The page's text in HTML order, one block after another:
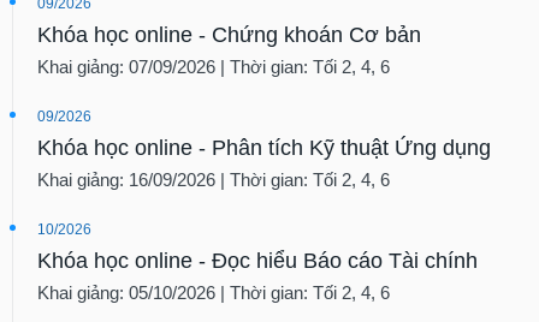
09/2026
Khóa học online - Chứng khoán Cơ bản
Khai giảng: 07/09/2026 | Thời gian: Tối 2, 4, 6
09/2026
Khóa học online - Phân tích Kỹ thuật Ứng dụng
Khai giảng: 16/09/2026 | Thời gian: Tối 2, 4, 6
10/2026
Khóa học online - Đọc hiểu Báo cáo Tài chính
Khai giảng: 05/10/2026 | Thời gian: Tối 2, 4, 6